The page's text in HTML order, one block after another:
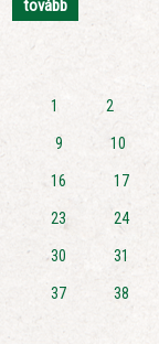
tovább
1 2
9 10
16 17
23 24
30 31
37 38